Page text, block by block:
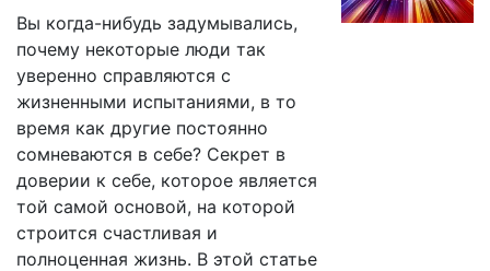
Вы когда-нибудь задумывались,
почему некоторые люди так
уверенно справляются с
жизненными испытаниями, в то
время как другие постоянно
сомневаются в себе? Секрет в
доверии к себе, которое является
той самой основой, на которой
строится счастливая и
полноценная жизнь. В этой статье